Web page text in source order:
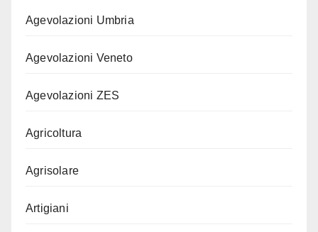
Agevolazioni Umbria
Agevolazioni Veneto
Agevolazioni ZES
Agricoltura
Agrisolare
Artigiani